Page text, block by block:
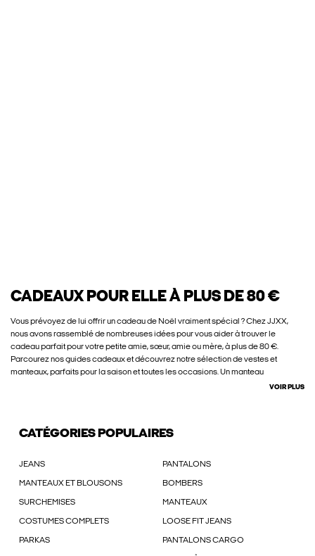
CADEAUX POUR ELLE À PLUS DE 80 €
Vous prévoyez de lui offrir un cadeau de Noël vraiment spécial ? Chez JJXX,
nous avons rassemblé de nombreuses idées pour vous aider à trouver le
cadeau parfait pour votre petite amie, sœur, amie ou mère, à plus de 80 €.
Parcourez nos guides cadeaux et découvrez notre sélection de vestes et
manteaux, parfaits pour la saison et toutes les occasions. Un manteau
VOIR PLUS
CATÉGORIES POPULAIRES
JEANS PANTALONS
MANTEAUX ET BLOUSONS BOMBERS
SURCHEMISES MANTEAUX
COSTUMES COMPLETS LOOSE FIT JEANS
PARKAS PANTALONS CARGO